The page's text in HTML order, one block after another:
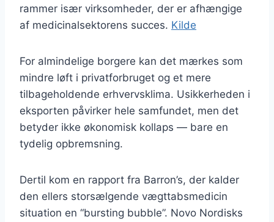
rammer især virksomheder, der er afhængige
af medicinalsektorens succes. Kilde
For almindelige borgere kan det mærkes som
mindre løft i privatforbruget og et mere
tilbageholdende erhvervsklima. Usikkerheden i
eksporten påvirker hele samfundet, men det
betyder ikke økonomisk kollaps — bare en
tydelig opbremsning.
Dertil kom en rapport fra Barron’s, der kalder
den ellers storsælgende vægttabsmedicin
situation en “bursting bubble”. Novo Nordisks